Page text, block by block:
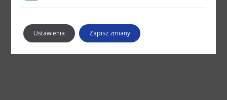
Ustawienia Zapisz zmiany